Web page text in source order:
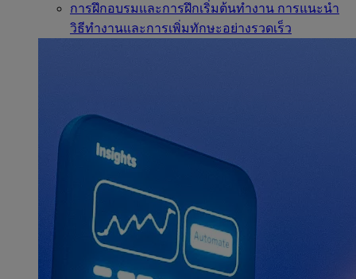
การฝึกอบรมและการฝึกเริ่มต้นทำงาน การแนะนำ
วิธีทำงานและการเพิ่มทักษะอย่างรวดเร็ว